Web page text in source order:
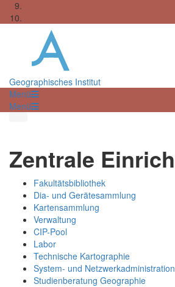
Geographisches Institut
Menü
Menü
Zentrale
Fakultätsbibliothek
Dia- und Gerätesammlung
Kartensammlung
Verwaltung
CIP-Pool
Labor
Technische Kartographie
System- und Netzwerkadministration
Studienberatung Geographie